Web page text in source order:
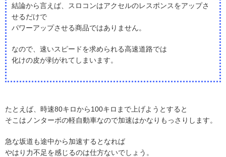
結論から言えば、スロコンはアクセルのレスポンスをアップさ
せるだけで
パワーアップさせる商品ではありません。
なので、速いスピードを求められる高速道路では
化けの皮が剥がれてしまいます。
たとえば、時速80キロから100キロまで上げようとすると
そこはノンターボの軽自動車なので加速はかなりもっさりします。
急な坂道も途中から加速するとなれば
やはり力不足を感じるのは仕方ないでしょう。